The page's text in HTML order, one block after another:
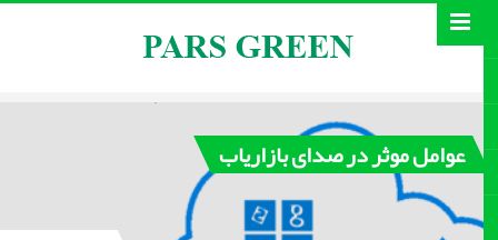
عوامل موثر در صدای بازاریاب